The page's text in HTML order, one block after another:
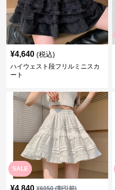
¥4,640 (税込)
ハイウェスト段フリルミニスカ
ート
SALE
¥4,840 ¥6050(割引前)